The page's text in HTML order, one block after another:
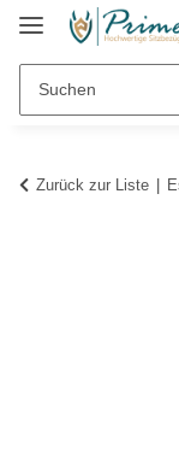
Zurück zur Liste